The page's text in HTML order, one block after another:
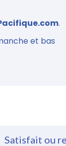
.
et bas
Satisfait ou